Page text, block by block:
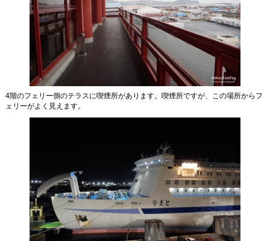
4階のフェリー側のテラスに喫煙所があります。喫煙所ですが、この場所からフ
ェリーがよく見えます。